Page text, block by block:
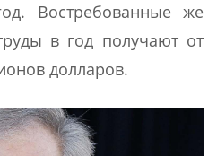
Востребованные же
в год получают от
долларов.